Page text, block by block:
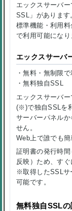
エックスサーバ
SSL」があります
標準機能・利用
で利用可能になり
エックスサーバ
・無料・無制限
・無料独自SSL
エックスサーバ
(※)で独自SSLを
サーバーパネル
せん。
Web上で誰でも簡
証明書の発行時
反映）ため、す
※取得したSSLサ
可能です。
無料独自SSL